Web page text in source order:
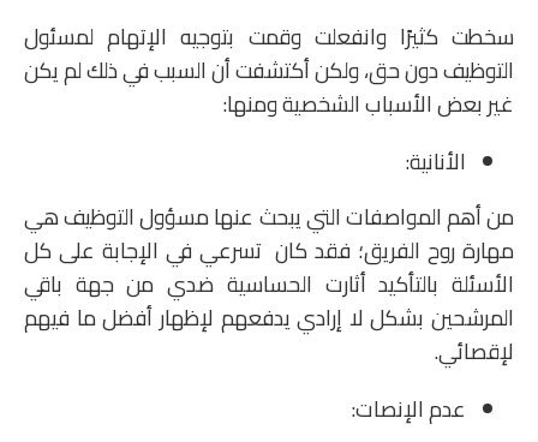
سخطت كثيرًا وانفعلت وقمت بتوجيه الإتهام لمسئول
التوظيف دون حق، ولكن أكتشفت أن السبب في ذلك لم يكن
غير بعض الأسباب الشخصية ومنها:
الأنانية:
من أهم المواصفات التي يبحث عنها مسؤول التوظيف هي
مهارة روح الفريق؛ فقد كان تسرعي في الإجابة على كل
الأسئلة بالتأكيد أثارت الحساسية ضدي من جهة باقي
المرشحين بشكل لا إرادي يدفعهم لإظهار أفضل ما فيهم
لإقصائي.
عدم الإنصات: